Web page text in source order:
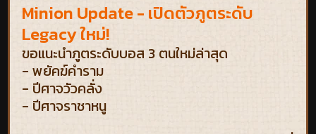
Minion Update - เปิดตัวภูตระดับ
Legacy ใหม่!
ขอแนะนำภูตระดับบอส 3 ตนใหม่ล่าสุด
- พยัคฆ์คำราม
- ปีศาจวัวคลั่ง
- ปีศาจราชาหนู